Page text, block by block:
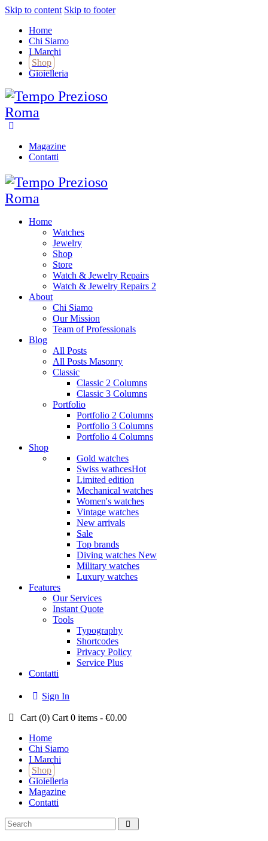
Skip to content Skip to footer
Home
Chi Siamo
I Marchi
Shop
Gioielleria
Magazine
Contatti
Home
Watches
Jewelry
Shop
Store
Watch & Jewelry Repairs
Watch & Jewelry Repairs 2
About
Chi Siamo
Our Mission
Team of Professionals
Blog
All Posts
All Posts Masonry
Classic
Classic 2 Columns
Classic 3 Columns
Portfolio
Portfolio 2 Columns
Portfolio 3 Columns
Portfolio 4 Columns
Shop
Gold watches
Swiss wathcesHot
Limited edition
Mechanical watches
Women's watches
Vintage watches
New arrivals
Sale
Top brands
Diving watches New
Military watches
Luxury watches
Features
Our Services
Instant Quote
Tools
Typography
Shortcodes
Privacy Policy
Service Plus
Contatti
Sign In
Cart (0)Cart 0 items -€0.00
Home
Chi Siamo
I Marchi
Shop
Gioielleria
Magazine
Contatti